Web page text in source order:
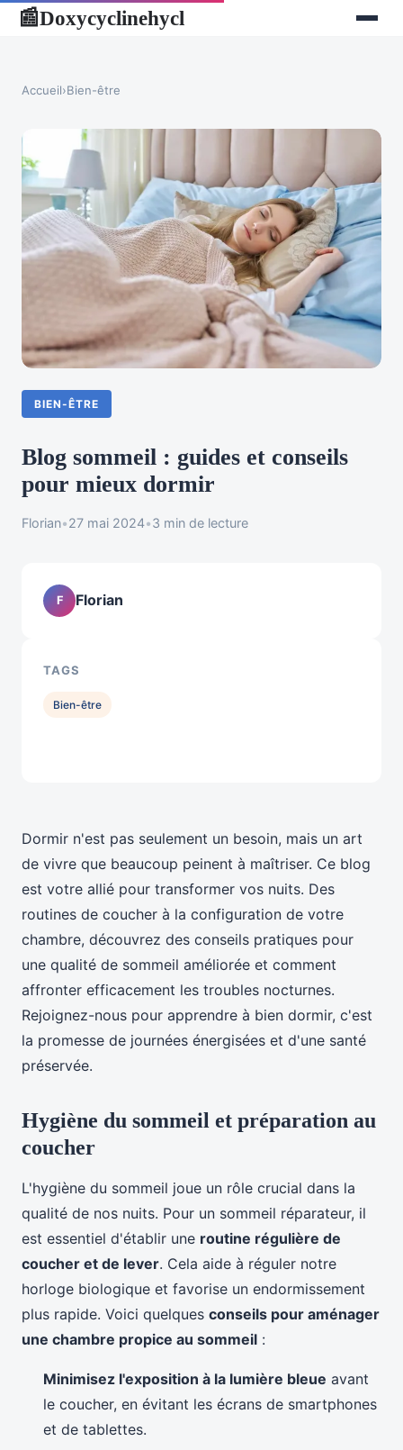
📰Doxycyclinehycl
Accueil›Bien-être
BIEN-ÊTRE
Blog sommeil : guides et conseils
pour mieux dormir
Florian•27 mai 2024•3 min de lecture
Dormir n'est pas seulement un besoin, mais un art
de vivre que beaucoup peinent à maîtriser. Ce blog
est votre allié pour transformer vos nuits. Des
routines de coucher à la configuration de votre
chambre, découvrez des conseils pratiques pour
une qualité de sommeil améliorée et comment
affronter efficacement les troubles nocturnes.
Rejoignez-nous pour apprendre à bien dormir, c'est
la promesse de journées énergisées et d'une santé
préservée.
Hygiène du sommeil et préparation au
coucher
L'hygiène du sommeil joue un rôle crucial dans la
qualité de nos nuits. Pour un sommeil réparateur, il
est essentiel d'établir une routine régulière de
coucher et de lever. Cela aide à réguler notre
horloge biologique et favorise un endormissement
plus rapide. Voici quelques conseils pour aménager
une chambre propice au sommeil :
Minimisez l'exposition à la lumière bleue avant
le coucher, en évitant les écrans de smartphones
et de tablettes.
F Florian
TAGS
Bien-être